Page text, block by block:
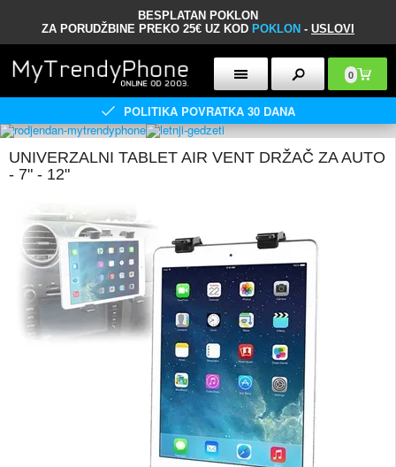
BESPLATAN POKLON
ZA PORUDŽBINE PREKO 25€ UZ KOD POKLON - USLOVI
0
POLITIKA POVRATKA 30 DANA
UNIVERZALNI TABLET AIR VENT DRŽAČ ZA AUTO
- 7" - 12"